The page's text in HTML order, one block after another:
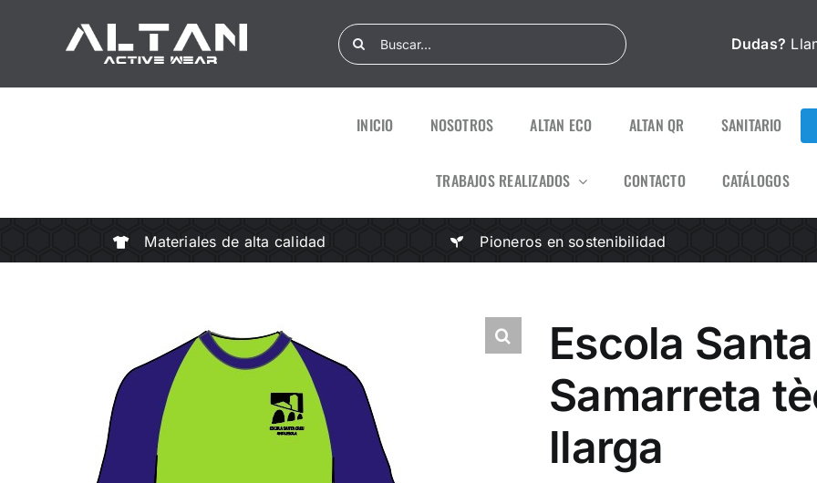
Search
for:
Dudas?
INICIO NOSOTROS ALTAN ECO ALTAN QR SANITARIO
TRABAJOS REALIZADOS CONTACTO CATÁLOGOS
Materiales de alta calidad Pioneros en sostenibilidad
Escola
Samarreta
llarga